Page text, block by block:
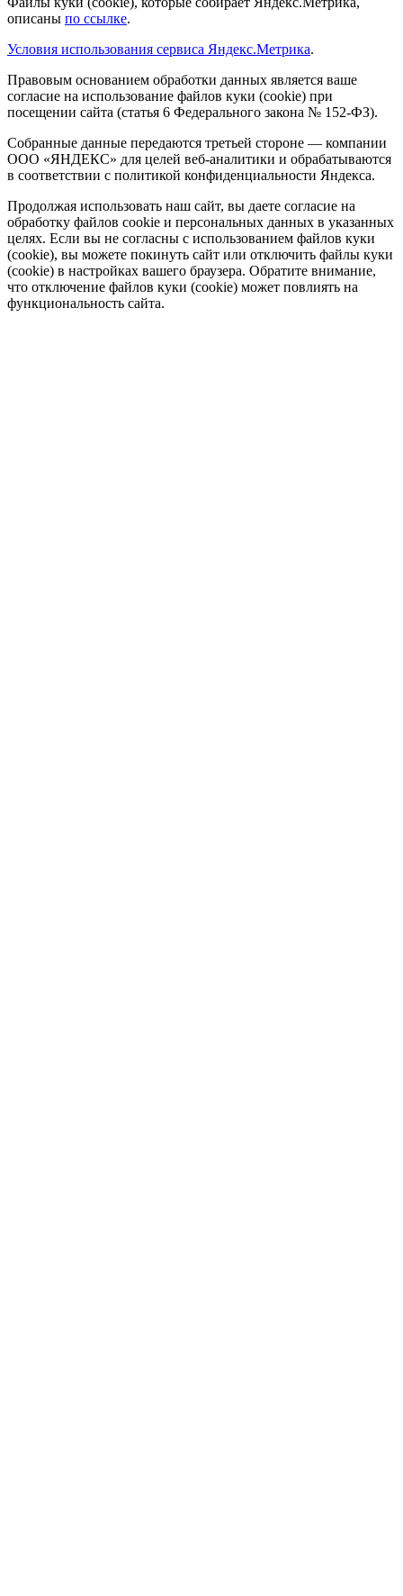
описаны по ссылке.
Условия использования сервиса Яндекс.Метрика.
Правовым основанием обработки данных является ваше
согласие на использование файлов куки (cookie) при
посещении сайта (статья 6 Федерального закона № 152-ФЗ).
Собранные данные передаются третьей стороне — компании
ООО «ЯНДЕКС» для целей веб-аналитики и обрабатываются
в соответствии с политикой конфиденциальности Яндекса.
Продолжая использовать наш сайт, вы даете согласие на
обработку файлов cookie и персональных данных в указанных
целях. Если вы не согласны с использованием файлов куки
(cookie), вы можете покинуть сайт или отключить файлы куки
(cookie) в настройках вашего браузера. Обратите внимание,
что отключение файлов куки (cookie) может повлиять на
функциональность сайта.